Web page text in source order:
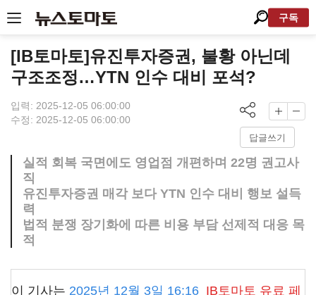
구독
[IB토마토]유진투자증권, 불황 아닌데
구조조정…YTN 인수 대비 포석?
입력: 2025-12-05 06:00:00
수정: 2025-12-05 06:00:00
답글쓰기
실적 회복 국면에도 영업점 개편하며 22명 권고사
직
유진투자증권 매각 보다 YTN 인수 대비 행보 설득
력
법적 분쟁 장기화에 따른 비용 부담 선제적 대응 목
적
이 기사는 2025년 12월 3일 16:16 IB토마토 유료 페